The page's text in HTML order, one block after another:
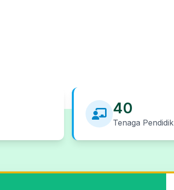
40
Tenaga Pendidik